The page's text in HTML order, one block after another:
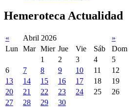
Hemeroteca Actualidad
« Abril 2026
»
Lun
Mar Mier Jue Vie Sáb
Dom
1
2 3 4
5
6
7 8 9 10 11
12
13
14 15 16 17 18
19
20
21 22 23 24 25
26
27
28 29 30